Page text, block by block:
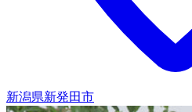
新潟県新発田市